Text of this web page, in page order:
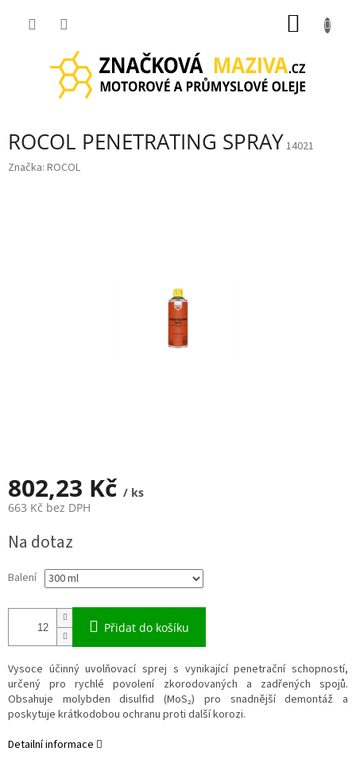
ROCOL PENETRATING SPRAY14021
Značka: ROCOL
802,23 Kč / ks
663 Kč bez DPH
cena:
Na dotaz
Balení
Přidat do košíku
Vysoce účinný uvolňovací sprej s vynikající penetrační schopností,
určený pro rychlé povolení zkorodovaných a zadřených spojů.
Obsahuje molybden disulfid (MoS₂) pro snadnější demontáž a
poskytuje krátkodobou ochranu proti další korozi.
Detailní informace